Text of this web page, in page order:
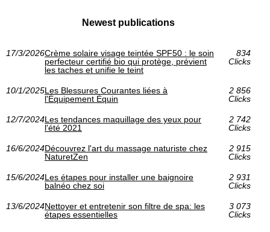
Newest publications
17/3/2026Crème solaire visage teintée SPF50 : le soin
perfecteur certifié bio qui protège, prévient
les taches et unifie le teint
834
Clicks
10/1/2025Les Blessures Courantes liées à
l'Équipement Équin
2 856
Clicks
12/7/2024Les tendances maquillage des yeux pour
l'été 2021
2 742
Clicks
16/6/2024Découvrez l'art du massage naturiste chez
NaturetZen
2 915
Clicks
15/6/2024Les étapes pour installer une baignoire
balnéo chez soi
2 931
Clicks
13/6/2024Nettoyer et entretenir son filtre de spa: les
étapes essentielles
3 073
Clicks